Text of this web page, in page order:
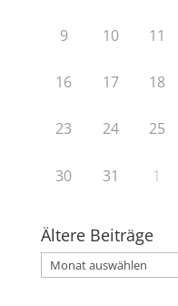
9 10 11
16 17 18
23 24 25
30 31 1
Ältere Beiträge
Ältere
Beiträge